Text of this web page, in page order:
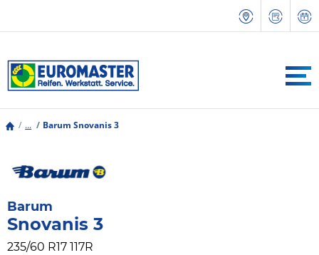
... Barum Snovanis 3
Barum
Snovanis 3
235/60 R17 117R